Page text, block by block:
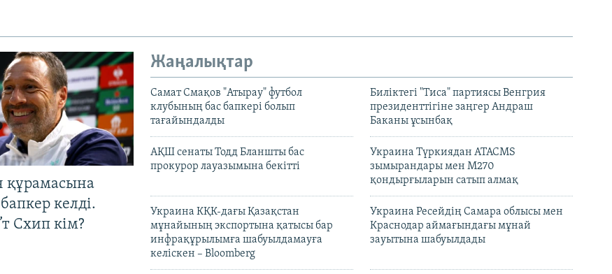
құрамасына
келді.
Схип кім?
Жаңалықтар
Самат Смақов "Атырау" футбол
клубының бас бапкері болып
тағайындалды
Биліктегі "Тиса" партиясы Венгрия
президенттігіне заңгер Андраш
Баканы ұсынбақ
АҚШ сенаты Тодд Бланшты бас
прокурор лауазымына бекітті
Украина Түркиядан ATACMS
зымырандары мен M270
қондырғыларын сатып алмақ
Украина КҚК-дағы Қазақстан
мұнайының экспортына қатысы бар
инфрақұрылымға шабуылдамауға
келіскен – Bloomberg
Украина Ресейдің Самара облысы мен
Краснодар аймағындағы мұнай
зауытына шабуылдады